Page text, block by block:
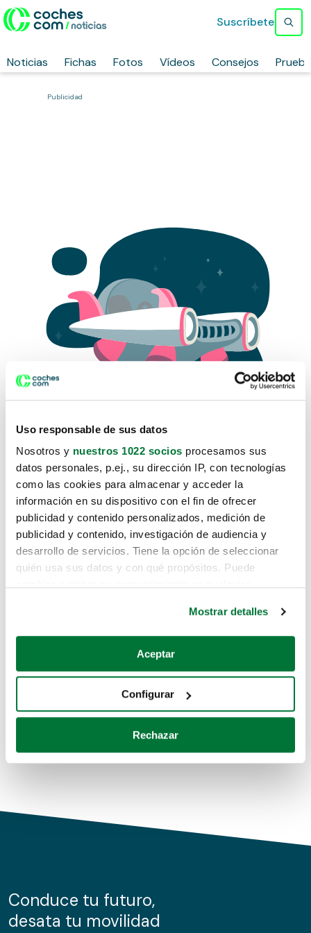
Uso responsable de sus datos
Nosotros y nuestros 1022 socios procesamos sus
datos personales, p.ej., su dirección IP, con tecnologías
como las cookies para almacenar y acceder la
información en su dispositivo con el fin de ofrecer
publicidad y contenido personalizados, medición de
publicidad y contenido, investigación de audiencia y
desarrollo de servicios. Tiene la opción de seleccionar
quién usa sus datos y con qué propósitos. Puede
Si lo permite, también quisiéramos:
Recopilar información sobre su ubicación geográfica
Identificar su dispositivo analizándolo activamente
para buscar características específicas (huellas
Obtenga más información sobre cómo se procesan sus
de cookies.
información sobre el uso que haga del sitio web con
nuestros partners de redes sociales, publicidad y análisis
Mostrar detalles
Aceptar
Configurar
Rechazar
Noticias Fichas Fotos Vídeos Consejos
Suscríbete
Publicidad
Lo sentimos, no sabemos como
te hemos traido hasta aquí.
Pero puedes encontrar el coche que estás
buscando en alguno de estos enlaces:
Coches de segunda mano
Coches de km0
Conduce tu futuro,
desata tu movilidad